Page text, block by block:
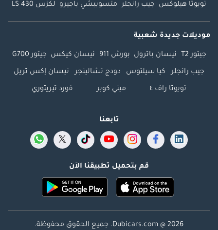
تويوتا هيلوكس جيب رانجلر متسوبيشي باجيرو لكزس LS 430
موديلات جديدة شعبية
جيتور T2 نيسان باترول بورش 911 نيسان كيكس جيتور G700
جيب رانجلر كيا سيلتوس دودج تشالينجر نيسان إكس تريل
تويوتا راف ٤ ميني كوبر فورد تيريتوري
تابعنا
قم بتحميل تطبيقنا الآن
Dubicars.com @ 2026. جميع الحقوق محفوظة.